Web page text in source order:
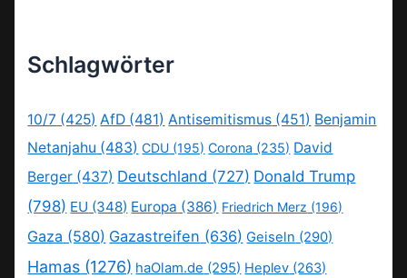
Schlagwörter
10/7 (425) AfD (481) Antisemitismus (451) Benjamin
Netanjahu (483) CDU (195) Corona (235) David
Berger (437) Deutschland (727) Donald Trump
(798) EU (348) Europa (386) Friedrich Merz (196)
Gaza (580) Gazastreifen (636) Geiseln (290)
Hamas (1276) haOlam.de (295) Heplev (263)